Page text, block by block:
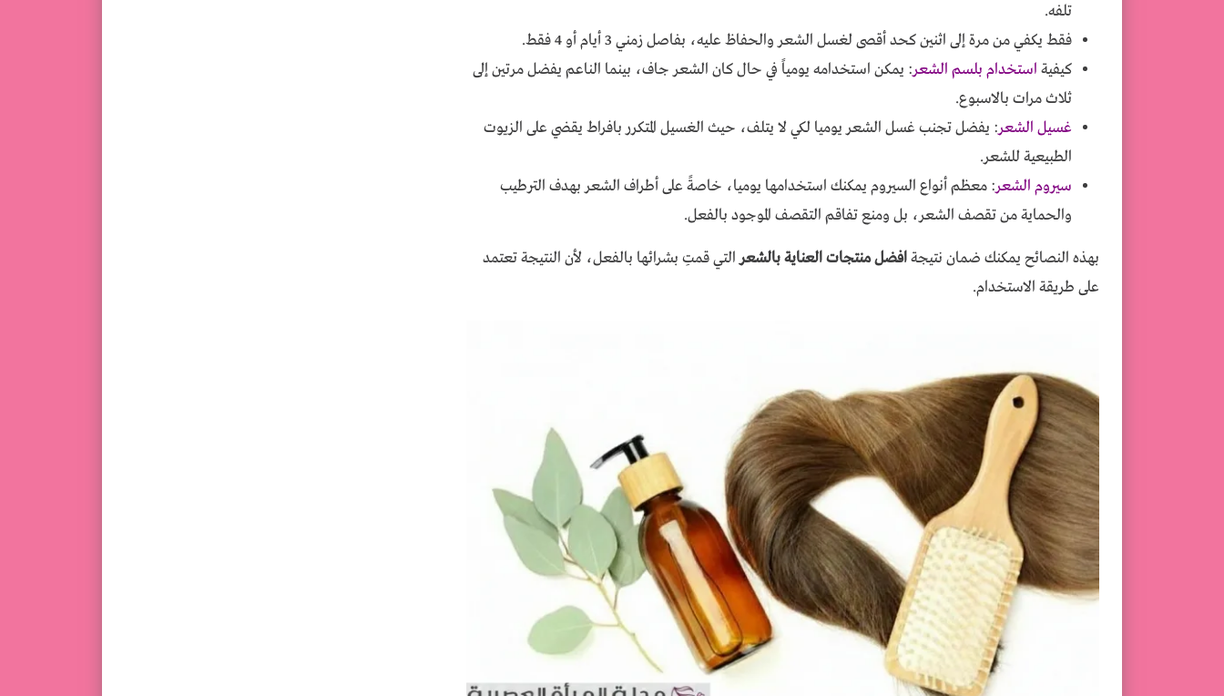
تلفه.
فقط يكفي من مرة إلى اثنين كحد أقصى لغسل الشعر والحفاظ عليه، بفاصل زمني 3 أيام أو 4 فقط.
كيفية استخدام بلسم الشعر: يمكن استخدامه يومياً في حال كان الشعر جاف، بينما الناعم يفضل مرتين إلى
ثلاث مرات بالاسبوع.
غسيل الشعر: يفضل تجنب غسل الشعر يوميا لكي لا يتلف، حيث الغسيل المتكرر بافراط يقضي على الزيوت
الطبيعية للشعر.
سيروم الشعر: معظم أنواع السيروم يمكنك استخدامها يوميا، خاصةً على أطراف الشعر بهدف الترطيب
والحماية من تقصف الشعر، بل ومنع تفاقم التقصف الموجود بالفعل.
بهذه النصائح يمكنك ضمان نتيجةافضل منتجات العناية بالشعرالتي قمتِ بشرائها بالفعل، لأن النتيجة تعتمد
على طريقة الاستخدام.